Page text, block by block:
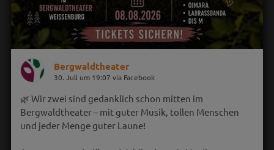
Bergwaldtheater
30. Juli um 19:07 via Facebook
🌿 Wir zwei sind gedanklich schon mitten im
Bergwaldtheater – mit guter Musik, tollen Menschen
und jeder Menge guter Laune!